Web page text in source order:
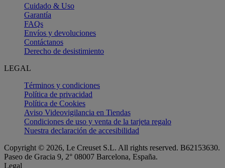
Cuidado & Uso
Garantía
FAQs
Envíos y devoluciones
Contáctanos
Derecho de desistimiento
LEGAL
Términos y condiciones
Política de privacidad
Política de Cookies
Aviso Videovigilancia en Tiendas
Condiciones de uso y venta de la tarjeta regalo
Nuestra declaración de accesibilidad
Copyright © 2026, Le Creuset S.L. All rights reserved. B62153630.
Paseo de Gracia 9, 2° 08007 Barcelona, España.
Legal